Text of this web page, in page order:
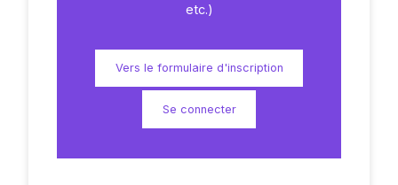
etc.)
Vers le formulaire d'inscription
Se connecter